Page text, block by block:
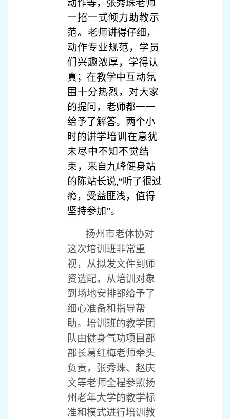
动作等，张秀珠老师
一招一式倾力助教示
范。 老师讲得仔细，
动作专业规范，学员
们兴趣浓厚， 学得认
真；在教学中互动氛
围十分热烈，对大家
的提问，老师都一一
给予了解答。两个小
时的讲学培训在意犹
未尽中不知不觉结
束 ，来自九峰健身站
的陈站长说,“听了很过
瘾，受益匪浅，值得
坚持参加”。
扬州市老体协对
这次培训班非常重
视，从拟发文件到师
资选配，从培训对象
到场地安排都给予了
细心准备和指导帮
助。培训班的教学团
队由健身气功项目部
部长葛红梅老师牵头
负责，张秀珠、赵庆
文等老师全程参照扬
州老年大学的教学标
准和模式进行培训教